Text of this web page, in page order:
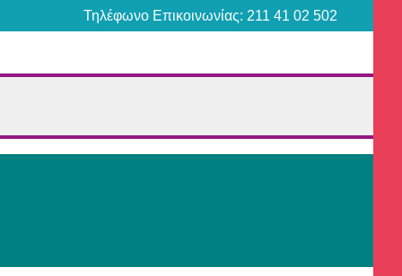
Τηλέφωνο Επικοινωνίας: 211 41 02 502